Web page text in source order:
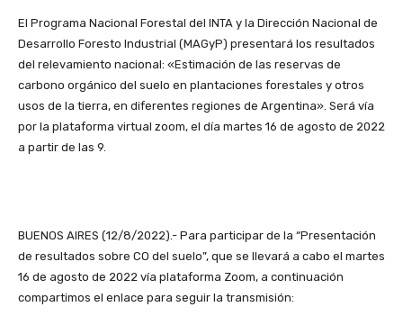
El Programa Nacional Forestal del INTA y la Dirección Nacional de
Desarrollo Foresto Industrial (MAGyP) presentará los resultados
del relevamiento nacional: «Estimación de las reservas de
carbono orgánico del suelo en plantaciones forestales y otros
usos de la tierra, en diferentes regiones de Argentina». Será vía
por la plataforma virtual zoom, el día martes 16 de agosto de 2022
a partir de las 9.
BUENOS AIRES (12/8/2022).- Para participar de la “Presentación
de resultados sobre CO del suelo”, que se llevará a cabo el martes
16 de agosto de 2022 vía plataforma Zoom, a continuación
compartimos el enlace para seguir la transmisión: